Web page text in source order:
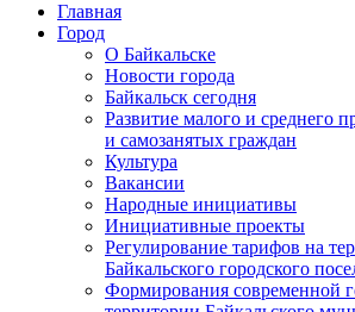
Главная
Город
О Байкальске
Новости города
Байкальск сегодня
Развитие малого и среднего
и самозанятых граждан
Культура
Вакансии
Народные инициативы
Инициативные проекты
Регулирование тарифов на
Байкальского городского
Формирования современной